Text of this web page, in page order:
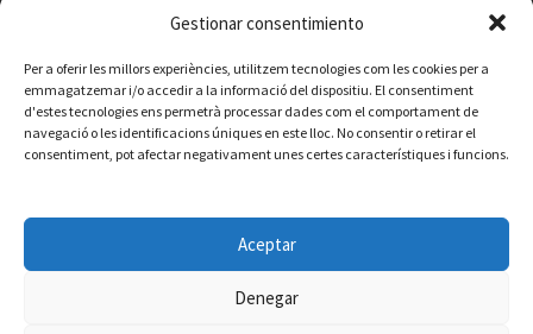
Gestionar consentimiento
Per a oferir les millors experiències, utilitzem tecnologies com les cookies per a
emmagatzemar i/o accedir a la informació del dispositiu. El consentiment
d'estes tecnologies ens permetrà processar dades com el comportament de
navegació o les identificacions úniques en este lloc. No consentir o retirar el
consentiment, pot afectar negativament unes certes característiques i funcions.
Aceptar
Denegar